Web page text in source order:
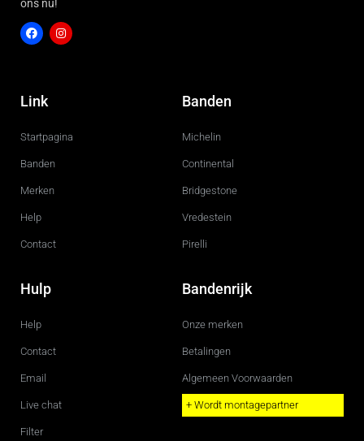
ons nu!
c
e
o
g
r
Link
Startpagina
Banden
Merken
Help
Contact
Banden
Michelin
Continental
Bridgestone
Vredestein
Pirelli
Hulp
Help
Contact
Email
Live chat
Filter
Bandenrijk
Onze merken
Betalingen
Algemeen Voorwaarden
+ Wordt montagepartner